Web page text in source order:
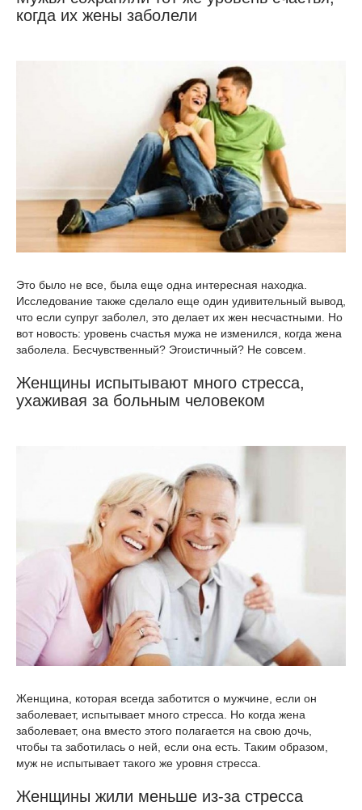
когда их жены заболели
Это было не все, была еще одна интересная находка.
Исследование также сделало еще один удивительный вывод,
что если супруг заболел, это делает их жен несчастными. Но
вот новость: уровень счастья мужа не изменился, когда жена
заболела. Бесчувственный? Эгоистичный? Не совсем.
Женщины испытывают много стресса,
ухаживая за больным человеком
Женщина, которая всегда заботится о мужчине, если он
заболевает, испытывает много стресса. Но когда жена
заболевает, она вместо этого полагается на свою дочь,
чтобы та заботилась о ней, если она есть. Таким образом,
муж не испытывает такого же уровня стресса.
Женщины жили меньше из-за стресса